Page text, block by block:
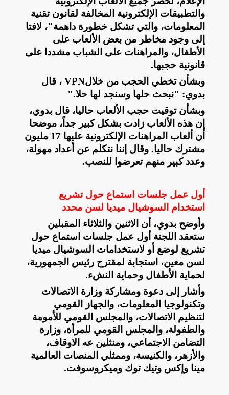
والتطبيقات الإلكترونية المخالفة لقانون تقنية
المعلومات، والتي تشكل خطورة داهمة"، لافتا
إلى وجود مخاطر من بعض الألعاب على
الأطفال، والمراهنات على الشباب مشددا على
قانونية حجبها.
وبشأن تخطي الحجب من خلالVPN، قال
بدوي: "نبحث حلها وسنجد لها حلا".
وبشأن توقيت حجب الألعاب حاليا، قال بدوي،
إن هذه الألعاب زادت بشكل كبير جداً، موضحا
أن ألعاب المراهنات الإلكترونية عليها 17 مليون
مشترك حاليا. وقال إننا نتكلم عن أعداد مهولة،
وعدد كبير منهم تعرضوا للنصب.
أول عمل جلسات استماع حول تشريع
استخدام السوشيال ميديا لسن محدد
وأوضح بدوي، أن الاثنين والثلاثاء المقبلين
ستعقد اللجنة أول عمل جلسات استماع حول
تشريع لوضع أو لاستخدامات السوشيال ميديا
لسن معين، استجابة لمقترح رئيس الجمهورية،
لحماية الأطفال وحماية النشء.
وأشار إلى دعوة ومشاركة وزارة الاتصالات
وتكنولوجيا المعلومات، والجهاز القومي
لتنظيم الاتصالات، والمجلس القومي للأمومة
والطفولة، والمجلس القومي للمرأة، وزارة
التضامن الاجتماعي، ومنثلين عه الاوقاف،
والأزهر، والكنيسة، وممثلي المنصات العالمية
مينا وإكس وتيك توك وميكروسوفت.